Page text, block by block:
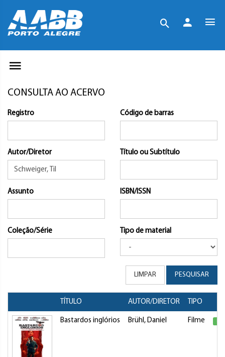
CONSULTA AO ACERVO
Registro Código de barras
Autor/Diretor Título ou Subtítulo
Assunto ISBN/ISSN
Coleção/Série Tipo de material
LIMPAR PESQUISAR
TÍTULO AUTOR/DIRETOR TIPO
Bastardos inglórios Brühl, Daniel Filme